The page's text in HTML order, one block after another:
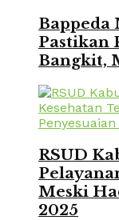
Bappeda
Pastikan
Bangkit,
RSUD
Meski
2025